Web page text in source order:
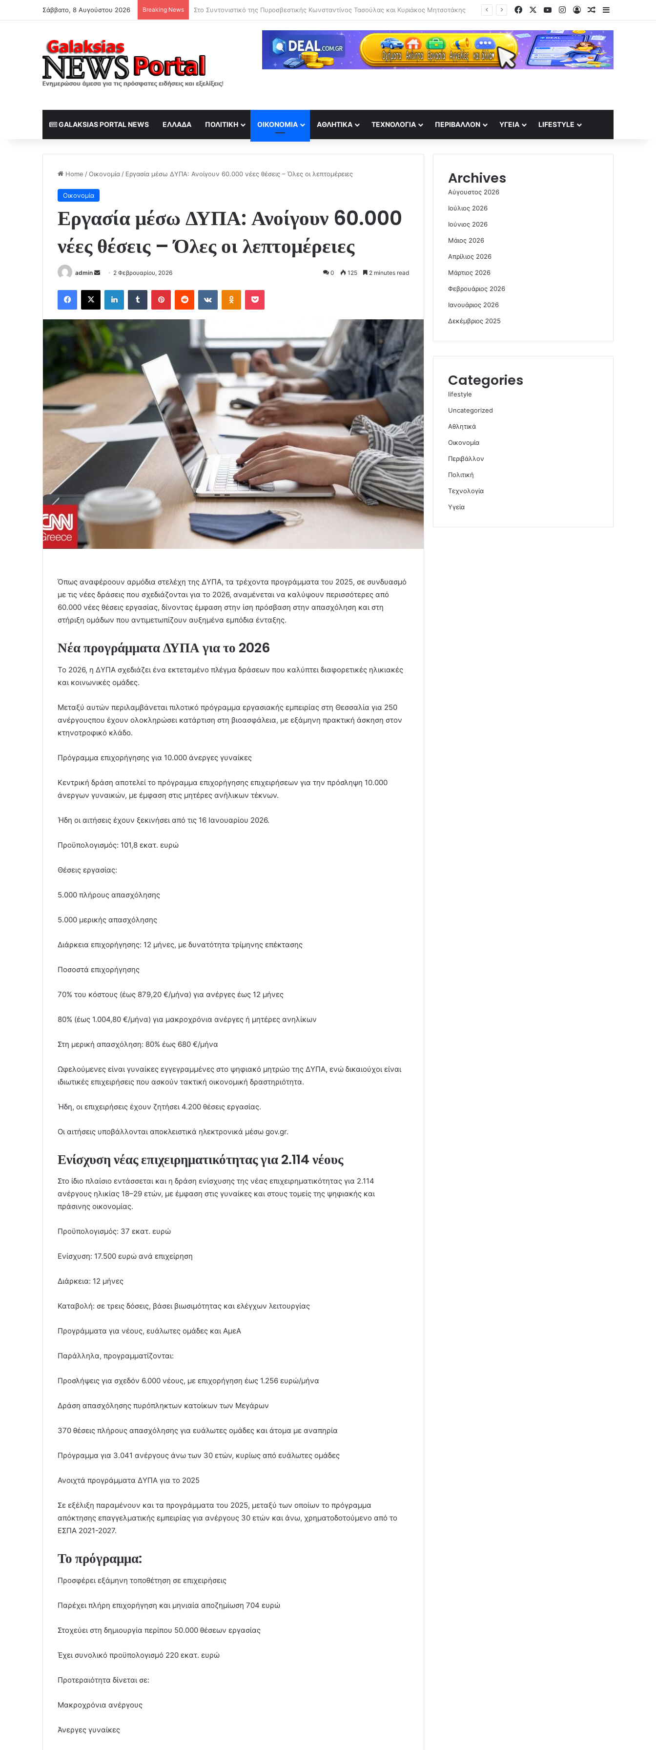
Σάββατο, 8 Αυγούστου 2026 Breaking News FacebookYouTubeInstagram
Log InRandom Article
Sidebar
GALAKSIAS PORTAL NEWS ΕΛΛΆΔΑ ΠΟΛΙΤΙΚΉ ΟΙΚΟΝΟΜΊΑ ΑΘΛΗΤΙΚΆ ΤΕΧΝΟΛΟΓΊΑ ΠΕΡΙΒΆΛΛΟΝ ΥΓΕΊΑ LIFESTYLE
Home /Οικονομία / Εργασία μέσω ΔΥΠΑ: Ανοίγουν 60.000 νέες θέσεις – Όλες οι λεπτομέρειες
Οικονομία
Εργασία μέσω ΔΥΠΑ: Ανοίγουν 60.000
νέες θέσεις – Όλες οι λεπτομέρειες
admin
Send
email
2 Φεβρουαρίου, 2026 0 125 2 minutes read
Facebook
X LinkedInTumblr PinterestReddit VKontakteOdnoklassniki
Pocket
Όπως αναφέροουν αρμόδια στελέχη της ΔΥΠΑ, τα τρέχοντα προγράμματα του 2025, σε συνδυασμό
με τις νέες δράσεις που σχεδιάζονται για το 2026, αναμένεται να καλύψουν περισσότερες από
60.000 νέες θέσεις εργασίας, δίνοντας έμφαση στην ίση πρόσβαση στην απασχόληση και στη
στήριξη ομάδων που αντιμετωπίζουν αυξημένα εμπόδια ένταξης.
Νέα προγράμματα ΔΥΠΑ για το 2026
Το 2026, η ΔΥΠΑ σχεδιάζει ένα εκτεταμένο πλέγμα δράσεων που καλύπτει διαφορετικές ηλικιακές
και κοινωνικές ομάδες.
Μεταξύ αυτών περιλαμβάνεται πιλοτικό πρόγραμμα εργασιακής εμπειρίας στη Θεσσαλία για 250
ανέργουςπου έχουν ολοκληρώσει κατάρτιση στη βιοασφάλεια, με εξάμηνη πρακτική άσκηση στον
κτηνοτροφικό κλάδο.
Πρόγραμμα επιχορήγησης για 10.000 άνεργες γυναίκες
Κεντρική δράση αποτελεί το πρόγραμμα επιχορήγησης επιχειρήσεων για την πρόσληψη 10.000
άνεργων γυναικών, με έμφαση στις μητέρες ανήλικων τέκνων.
Ήδη οι αιτήσεις έχουν ξεκινήσει από τις 16 Ιανουαρίου 2026.
Προϋπολογισμός: 101,8 εκατ. ευρώ
Θέσεις εργασίας:
5.000 πλήρους απασχόλησης
5.000 μερικής απασχόλησης
Διάρκεια επιχορήγησης: 12 μήνες, με δυνατότητα τρίμηνης επέκτασης
Ποσοστά επιχορήγησης
70% του κόστους (έως 879,20 €/μήνα) για ανέργες έως 12 μήνες
80% (έως 1.004,80 €/μήνα) για μακροχρόνια ανέργες ή μητέρες ανηλίκων
Στη μερική απασχόληση: 80% έως 680 €/μήνα
Ωφελούμενες είναι γυναίκες εγγεγραμμένες στο ψηφιακό μητρώο της ΔΥΠΑ, ενώ δικαιούχοι είναι
ιδιωτικές επιχειρήσεις που ασκούν τακτική οικονομική δραστηριότητα.
Ήδη, οι επιχειρήσεις έχουν ζητήσει 4.200 θέσεις εργασίας.
Οι αιτήσεις υποβάλλονται αποκλειστικά ηλεκτρονικά μέσω gov.gr.
Ενίσχυση νέας επιχειρηματικότητας για 2.114 νέους
Στο ίδιο πλαίσιο εντάσσεται και η δράση ενίσχυσης της νέας επιχειρηματικότητας για 2.114
ανέργους ηλικίας 18–29 ετών, με έμφαση στις γυναίκες και στους τομείς της ψηφιακής και
πράσινης οικονομίας.
Προϋπολογισμός: 37 εκατ. ευρώ
Ενίσχυση: 17.500 ευρώ ανά επιχείρηση
Διάρκεια: 12 μήνες
Καταβολή: σε τρεις δόσεις, βάσει βιωσιμότητας και ελέγχων λειτουργίας
Προγράμματα για νέους, ευάλωτες ομάδες και ΑμεΑ
Παράλληλα, προγραμματίζονται:
Προσλήψεις για σχεδόν 6.000 νέους, με επιχορήγηση έως 1.256 ευρώ/μήνα
Δράση απασχόλησης πυρόπληκτων κατοίκων των Μεγάρων
370 θέσεις πλήρους απασχόλησης για ευάλωτες ομάδες και άτομα με αναπηρία
Πρόγραμμα για 3.041 ανέργους άνω των 30 ετών, κυρίως από ευάλωτες ομάδες
Ανοιχτά προγράμματα ΔΥΠΑ για το 2025
Σε εξέλιξη παραμένουν και τα προγράμματα του 2025, μεταξύ των οποίων το πρόγραμμα
απόκτησης επαγγελματικής εμπειρίας για ανέργους 30 ετών και άνω, χρηματοδοτούμενο από το
ΕΣΠΑ 2021-2027.
Το πρόγραμμα:
Προσφέρει εξάμηνη τοποθέτηση σε επιχειρήσεις
Παρέχει πλήρη επιχορήγηση και μηνιαία αποζημίωση 704 ευρώ
Στοχεύει στη δημιουργία περίπου 50.000 θέσεων εργασίας
Έχει συνολικό προϋπολογισμό 220 εκατ. ευρώ
Προτεραιότητα δίνεται σε:
Μακροχρόνια ανέργους
Άνεργες γυναίκες
Archives
Αύγουστος 2026
Ιούλιος 2026
Ιούνιος 2026
Μάιος 2026
Απρίλιος 2026
Μάρτιος 2026
Φεβρουάριος 2026
Ιανουάριος 2026
Δεκέμβριος 2025
Categories
lifestyle
Uncategorized
Αθλητικά
Οικονομία
Περιβάλλον
Πολιτική
Τεχνολογία
Υγεία